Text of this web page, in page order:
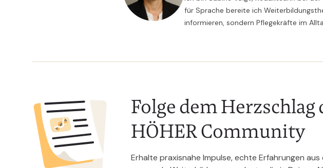
für Sprache bereite ich
informieren, sondern Pflegekräfte im
Folge dem Herzschlag
HÖHER Community
Erhalte praxisnahe Impulse, echte Erfahrungen aus